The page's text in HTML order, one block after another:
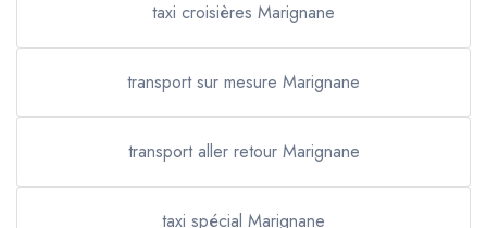
taxi croisières Marignane
transport sur mesure Marignane
transport aller retour Marignane
taxi spécial Marignane